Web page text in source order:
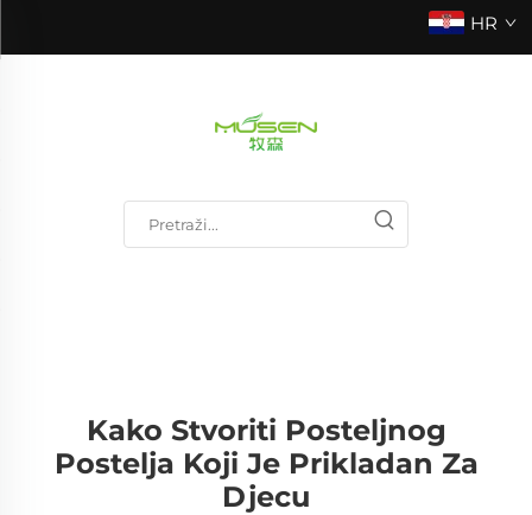
HR
Kako Stvoriti Posteljnog
Postelja Koji Je Prikladan Za
Djecu